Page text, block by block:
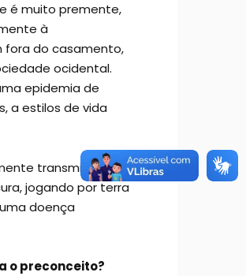
é muito premente,
à
fora do casamento,
ocidental.
epidemia de
a estilos de vida
transmissíveis
jogando por terra
uma doença
o preconceito?